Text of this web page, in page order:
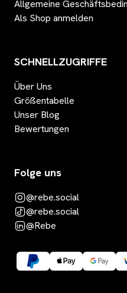
Allgemeine
Als Shop anmelden
SCHNELLZUGRIFFE
Über Uns
Größentabelle
Unser Blog
Bewertungen
Folge uns
@rebe.social
@rebe.social
@Rebe